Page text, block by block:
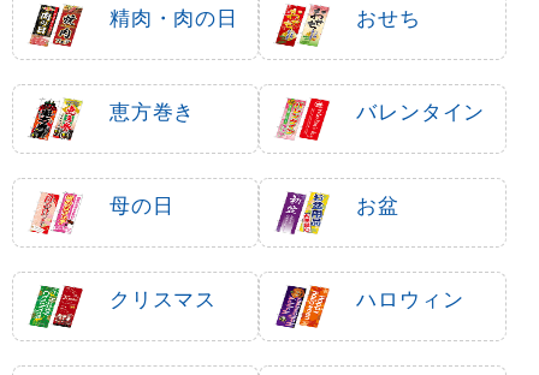
精肉・肉の日
おせち
恵方巻き バレンタイン
母の日 お盆
クリスマス ハロウィン